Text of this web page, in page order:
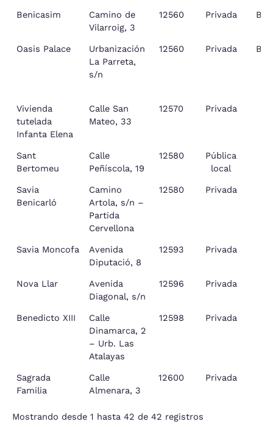
Benicasim
Camino de
Vilarroig, 3
12560 Privada
Oasis Palace
Urbanización
La Parreta,
s/n
12560 Privada
Vivienda
tutelada
Infanta Elena
Calle San
Mateo, 33
12570 Privada
Sant
Bertomeu
Calle
Peñíscola, 19
12580
Pública
local
Savia
Benicarló
Camino
Artola, s/n –
Partida
Cervellona
12580 Privada
Savia Moncofa
Avenida
Diputació, 8
12593 Privada
Nova Llar
Avenida
Diagonal, s/n
12596 Privada
Benedicto XIII
Calle
Dinamarca, 2
– Urb. Las
Atalayas
12598 Privada
Sagrada
Familia
Calle
Almenara, 3
12600 Privada
Mostrando desde 1 hasta 42 de 42 registros